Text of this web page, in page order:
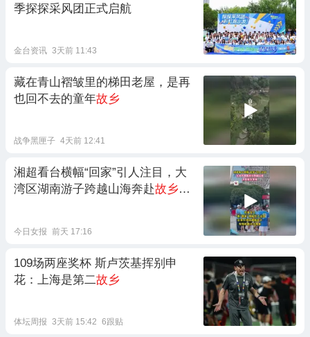
季探探采风团正式启航
金台资讯 3天前 11:43
藏在青山褶皱里的梯田老屋，是再
也回不去的童年故乡
战争黑匣子 4天前 12:41
湘超看台横幅“回家”引人注目，大
湾区湖南游子跨越山海奔赴故乡赛
今日女报 前天 17:16
109场两座奖杯 斯卢茨基挥别申
花：上海是第二故乡
体坛周报 3天前 15:42 6跟贴